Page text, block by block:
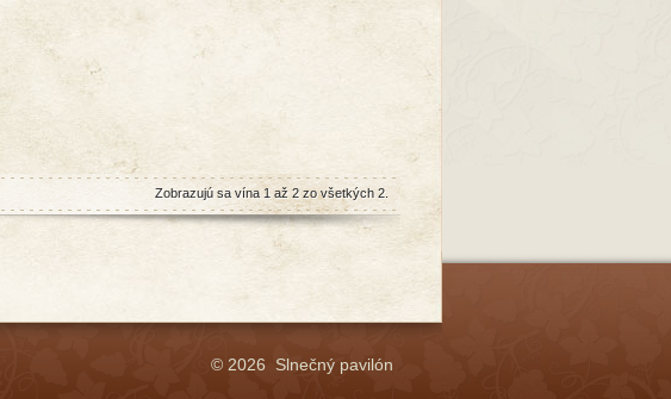
Zobrazujú sa vína 1 až 2 zo všetkých 2.
© 2026 Slnečný pavilón